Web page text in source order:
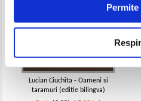
Permite
Lucian Ciuchita - Oameni si
taramuri (editie bilingva)